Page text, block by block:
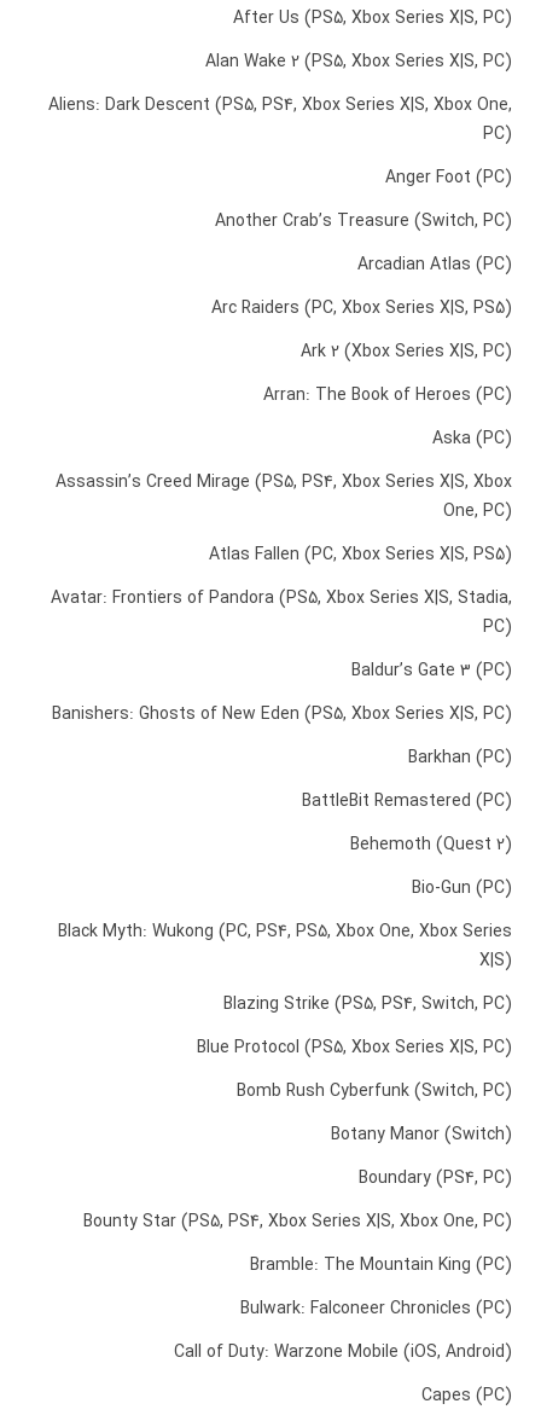
After Us (PS5, Xbox Series X|S, PC)
Alan Wake 2 (PS5, Xbox Series X|S, PC)
Aliens: Dark Descent (PS5, PS4, Xbox Series X|S, Xbox One,
PC)
Anger Foot (PC)
Another Crab’s Treasure (Switch, PC)
Arcadian Atlas (PC)
Arc Raiders (PC, Xbox Series X|S, PS5)
Ark 2 (Xbox Series X|S, PC)
Arran: The Book of Heroes (PC)
Aska (PC)
Assassin’s Creed Mirage (PS5, PS4, Xbox Series X|S, Xbox
One, PC)
Atlas Fallen (PC, Xbox Series X|S, PS5)
Avatar: Frontiers of Pandora (PS5, Xbox Series X|S, Stadia,
PC)
Baldur’s Gate 3 (PC)
Banishers: Ghosts of New Eden (PS5, Xbox Series X|S, PC)
Barkhan (PC)
BattleBit Remastered (PC)
Behemoth (Quest 2)
Bio-Gun (PC)
Black Myth: Wukong (PC, PS4, PS5, Xbox One, Xbox Series
X|S)
Blazing Strike (PS5, PS4, Switch, PC)
Blue Protocol (PS5, Xbox Series X|S, PC)
Bomb Rush Cyberfunk (Switch, PC)
Botany Manor (Switch)
Boundary (PS4, PC)
Bounty Star (PS5, PS4, Xbox Series X|S, Xbox One, PC)
Bramble: The Mountain King (PC)
Bulwark: Falconeer Chronicles (PC)
Call of Duty: Warzone Mobile (iOS, Android)
Capes (PC)